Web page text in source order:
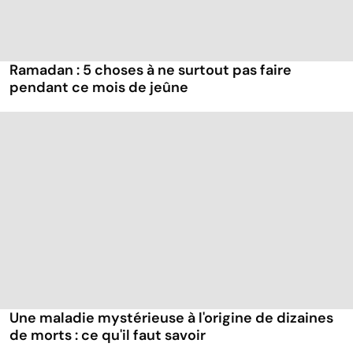
Ramadan : 5 choses à ne surtout pas faire
pendant ce mois de jeûne
Une maladie mystérieuse à l'origine de dizaines
de morts : ce qu'il faut savoir